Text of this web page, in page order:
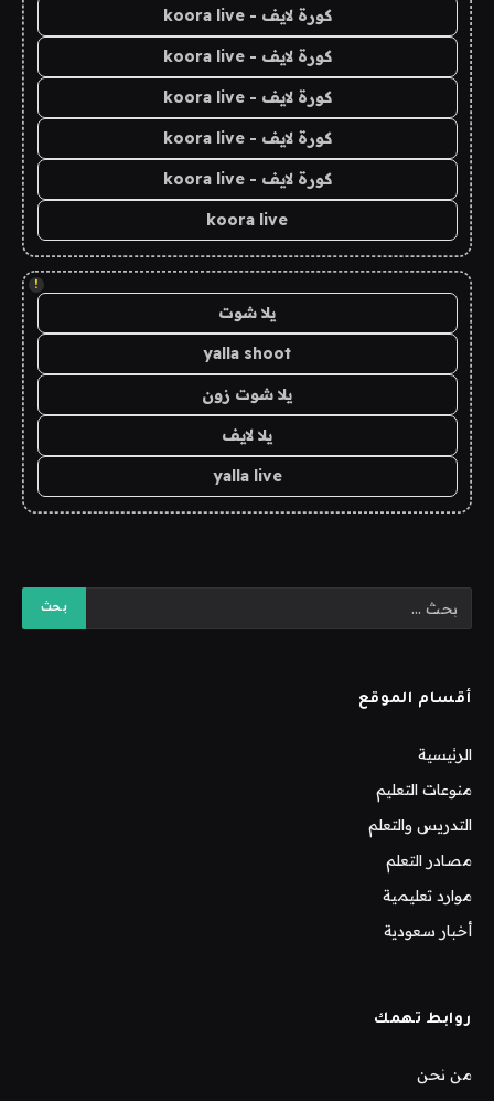
كورة لايف - koora live
كورة لايف - koora live
كورة لايف - koora live
كورة لايف - koora live
كورة لايف - koora live
koora live
!
يلا شوت
yalla shoot
يلا شوت زون
يلا لايف
yalla live
أقسام الموقع
الرئيسية
منوعات التعليم
التدريس والتعلم
مصادر التعلم
موارد تعليمية
أخبار سعودية
روابط تهمك
من نحن